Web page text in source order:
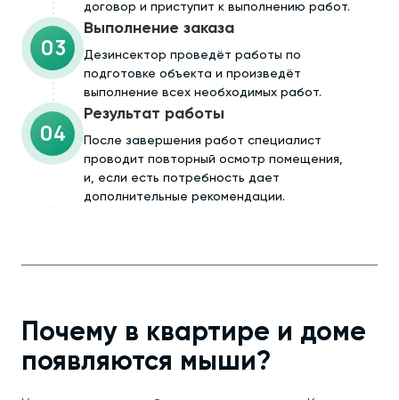
договор и приступит к выполнению работ.
03
Выполнение заказа
Дезинсектор проведёт работы по
подготовке объекта и произведёт
выполнение всех необходимых работ.
04
Результат работы
После завершения работ специалист
проводит повторный осмотр помещения,
и, если есть потребность дает
дополнительные рекомендации.
Почему в квартире и доме
появляются мыши?